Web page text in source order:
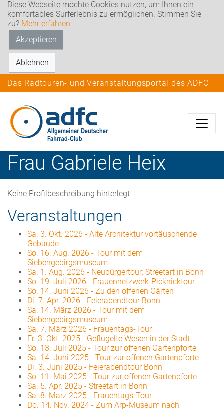
Diese Webseite möchte Cookies nutzen, um Ihnen ein
komfortables Surferlebnis zu ermöglichen. Stimmen Sie
zu? Mehr erfahren
Akzeptieren
Ablehnen
Das Radtouren- und Veranstaltungsportal des ADFC
Frau Gabriele Heix
Keine Profilbeschreibung hinterlegt
Veranstaltungen
Sa. 3. Okt. 2026 - Alte Architektur vortäuschende
Gebäude
So. 16. Aug. 2026 - Tour mit dem
Siebengebirgsmuseum
Sa. 1. Aug. 2026 - Neubürgertour: Streetart in Bonn
So. 19. Juli 2026 - Frauennetzwerk-Picknicktour
So. 14. Juni 2026 - Zu den offenen Gärten
Di. 7. Apr. 2026 - Feierabendtour Bonn
Sa. 14. März 2026 - Tour mit dem
Siebengebirgsmuseum
Sa. 7. März 2026 - Frauentags-Tour
Fr. 3. Okt. 2025 - Geflügelte Wesen in der Stadt
So. 13. Juli 2025 - Tour zur offenen Gartenpforte
Sa. 14. Juni 2025 - Tour zur offenen Gartenpforte
Di. 3. Juni 2025 - Feierabendtour Bonn
So. 11. Mai 2025 - Tour zur offenen Gartenpforte
Sa. 5. Apr. 2025 - Streetart in Bonn
Sa. 8. März 2025 - Frauentags-Tour
Do. 14. Nov. 2024 - Zum Arp-Museum nach